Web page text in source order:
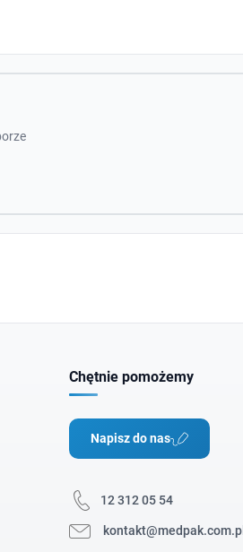
Chętnie pomożemy
Napisz do nas
12 312 05 54
kontakt@medpak.com.pl